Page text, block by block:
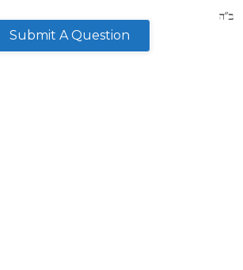
Submit A Question